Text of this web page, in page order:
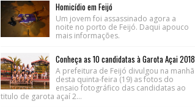
Homicídio em Feijó
Um jovem foi assassinado agora a
noite no porto de Feijó. Daqui apouco
mais informações.
Conheça as 10 candidatas à Garota Açai 2018
A prefeitura de Feijó divulgou na manhã
desta quinta-feira (19) as fotos do
ensaio fotográfico das candidatas ao
titulo de garota açaí 2...